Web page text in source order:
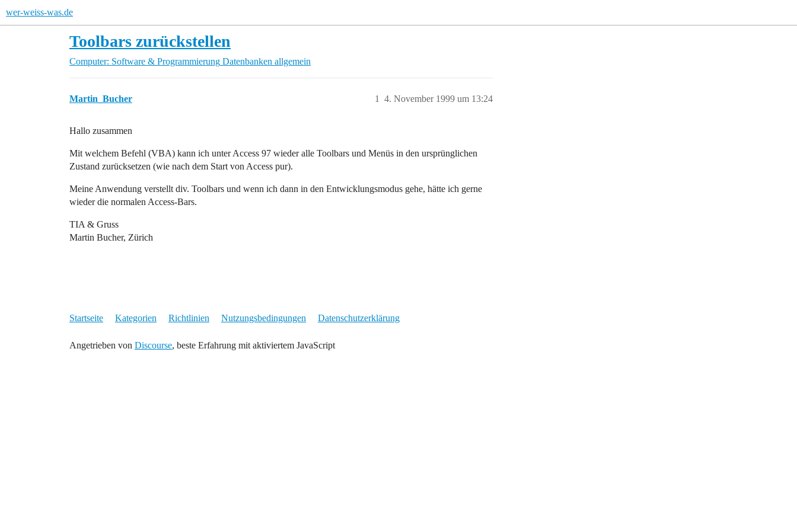
wer-weiss-was.de
Toolbars zurückstellen
Computer: Software & Programmierung Datenbanken allgemein
Martin_Bucher 4. November 1999 um 13:24
1
Hallo zusammen
Mit welchem Befehl (VBA) kann ich unter Access 97 wieder alle Toolbars und Menüs in den ursprünglichen
Zustand zurücksetzen (wie nach dem Start von Access pur).
Meine Anwendung verstellt div. Toolbars und wenn ich dann in den Entwicklungsmodus gehe, hätte ich gerne
wieder die normalen Access-Bars.
TIA & Gruss
Martin Bucher, Zürich
Startseite Kategorien Richtlinien Nutzungsbedingungen Datenschutzerklärung
Angetrieben von Discourse, beste Erfahrung mit aktiviertem JavaScript